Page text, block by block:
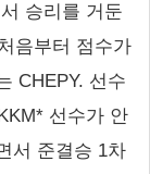
승리를 거둔
음부터 점수가
CHEPY. 선수
선수가 안
서 준결승 1차